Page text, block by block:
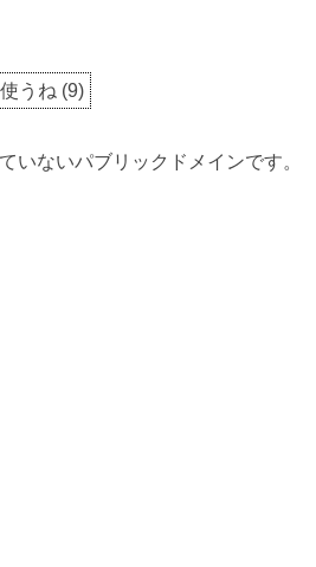
うね (9)
いないパブリックドメインです。